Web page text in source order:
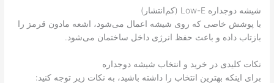
شیشه دوجداره Low-E (کم‌انتشار)
با پوشش خاصی که روی شیشه اعمال می‌شود، اشعه مادون قرمز را
بازتاب داده و باعث حفظ انرژی داخل ساختمان می‌شود.
نکات کلیدی در خرید و انتخاب شیشه دوجداره
برای اینکه بهترین انتخاب را داشته باشید، به نکات زیر توجه کنید: